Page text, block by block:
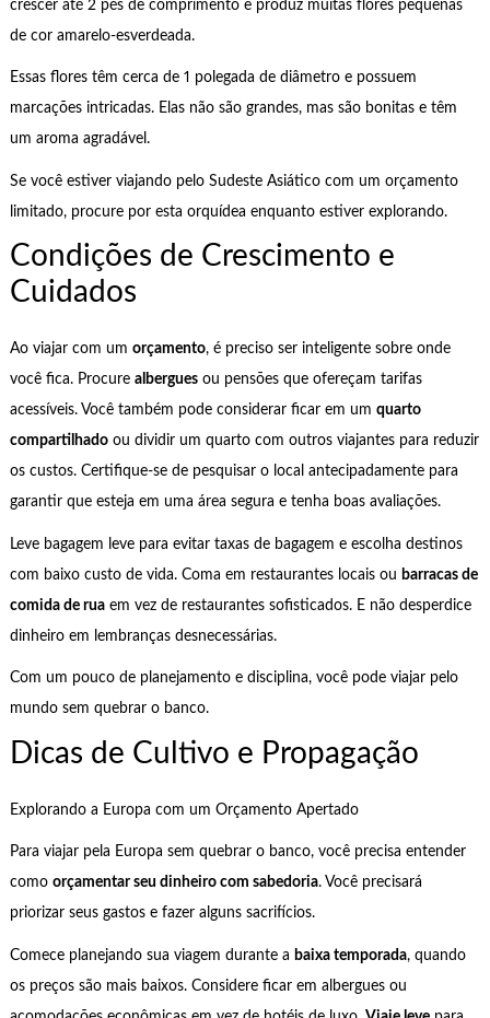
crescer até 2 pés de comprimento e produz muitas flores pequenas
de cor amarelo-esverdeada.
Essas flores têm cerca de 1 polegada de diâmetro e possuem
marcações intricadas. Elas não são grandes, mas são bonitas e têm
um aroma agradável.
Se você estiver viajando pelo Sudeste Asiático com um orçamento
limitado, procure por esta orquídea enquanto estiver explorando.
Condições de Crescimento e
Cuidados
Ao viajar com um orçamento, é preciso ser inteligente sobre onde
você fica. Procure alberguesou pensões que ofereçam tarifas
acessíveis. Você também pode considerar ficar em um quarto
compartilhadoou dividir um quarto com outros viajantes para reduzir
os custos. Certifique-se de pesquisar o local antecipadamente para
garantir que esteja em uma área segura e tenha boas avaliações.
Leve bagagem leve para evitar taxas de bagagem e escolha destinos
com baixo custo de vida. Coma em restaurantes locais ou barracas de
comida de ruaem vez de restaurantes sofisticados. E não desperdice
dinheiro em lembranças desnecessárias.
Com um pouco de planejamento e disciplina, você pode viajar pelo
mundo sem quebrar o banco.
Dicas de Cultivo e Propagação
Explorando a Europa com um Orçamento Apertado
Para viajar pela Europa sem quebrar o banco, você precisa entender
como orçamentar seu dinheiro com sabedoria. Você precisará
priorizar seus gastos e fazer alguns sacrifícios.
Comece planejando sua viagem durante a baixa temporada, quando
os preços são mais baixos. Considere ficar em albergues ou